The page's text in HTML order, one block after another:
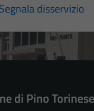
Segnala disservizio
di Pino Torinese